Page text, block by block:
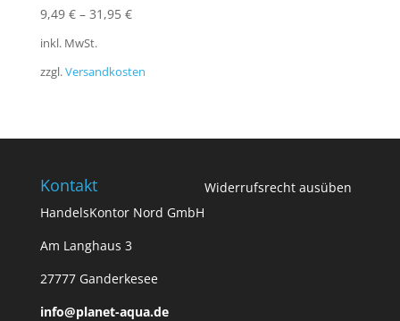
9,49 €– 31,95 €
inkl. MwSt.
zzgl.Versandkosten
Kontakt
HandelsKontor Nord GmbH
Am Langhaus 3
27777 Ganderkesee
info@planet-aqua.de
Widerrufsrecht ausüben